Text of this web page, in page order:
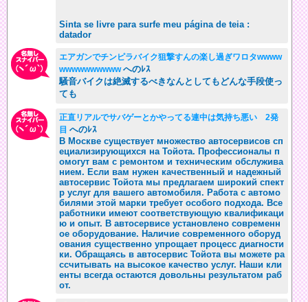
Sinta se livre para surfe meu página de teia :
datador
エアガンでチンピラバイク狙撃すんの楽し過ぎワロタwwww
wwwwwwwwwwへのﾚｽ
騒音バイクは絶滅するべきなんとしてもどんな手段使っ
ても
正直リアルでサバゲーとかやってる連中は気持ち悪い 2発
目 へのﾚｽ
В Москве существует множество автосервисов сп
ециализирующихся на Тойота. Профессионалы п
омогут вам с ремонтом и техническим обслужива
нием. Если вам нужен качественный и надежный
автосервис Тойота мы предлагаем широкий спект
р услуг для вашего автомобиля. Работа с автомо
билями этой марки требует особого подхода. Все
работники имеют соответствующую квалификаци
ю и опыт. В автосервисе установлено современн
ое оборудование. Наличие современного оборуд
ования существенно упрощает процесс диагности
ки. Обращаясь в автосервис Тойота вы можете ра
ссчитывать на высокое качество услуг. Наши кли
енты всегда остаются довольны результатом раб
от.